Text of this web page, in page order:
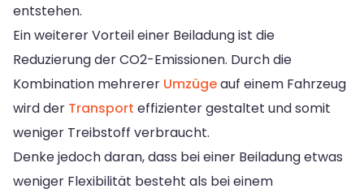
entstehen.
Ein weiterer Vorteil einer Beiladung ist die
Reduzierung der CO2-Emissionen. Durch die
Kombination mehrerer Umzügeauf einem Fahrzeug
wird der Transport effizienter gestaltet und somit
weniger Treibstoff verbraucht.
Denke jedoch daran, dass bei einer Beiladung etwas
weniger Flexibilität besteht als bei einem